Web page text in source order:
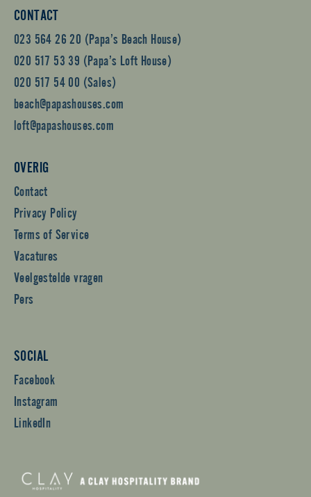
CONTACT
023 564 26 20 (Papa’s Beach House)
020 517 53 39 (Papa’s Loft House)
020 517 54 00 (Sales)
beach@papashouses.com
loft@papashouses.com
OVERIG
Contact
Privacy Policy
Terms of Service
Vacatures
Veelgestelde vragen
Pers
SOCIAL
Facebook
Instagram
LinkedIn